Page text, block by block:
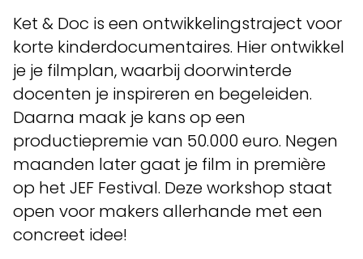
Ket & Doc is een ontwikkelingstraject voor
korte kinderdocumentaires. Hier ontwikkel
je je filmplan, waarbij doorwinterde
docenten je inspireren en begeleiden.
Daarna maak je kans op een
productiepremie van 50.000 euro. Negen
maanden later gaat je film in première
op het JEF Festival. Deze workshop staat
open voor makers allerhande met een
concreet idee!